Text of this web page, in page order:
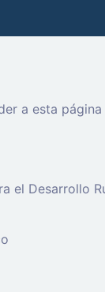
a esta página
el Desarrollo